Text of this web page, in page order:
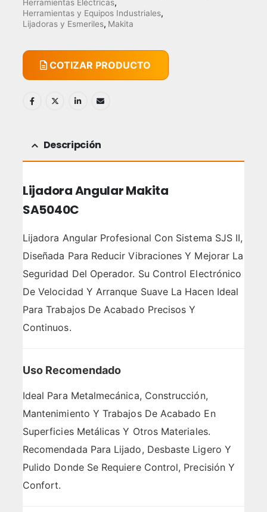
Herramientas Eléctricas,
Herramientas y Equipos Industriales,
Lijadoras y Esmeriles, Makita
COTIZAR PRODUCTO
Descripción
Lijadora Angular Makita
SA5040C
Lijadora Angular Profesional Con Sistema SJS II,
Diseñada Para Reducir Vibraciones Y Mejorar La
Seguridad Del Operador. Su Control Electrónico
De Velocidad Y Arranque Suave La Hacen Ideal
Para Trabajos De Acabado Precisos Y
Continuos.
Uso Recomendado
Ideal Para Metalmecánica, Construcción,
Mantenimiento Y Trabajos De Acabado En
Superficies Metálicas Y Otros Materiales.
Recomendada Para Lijado, Desbaste Ligero Y
Pulido Donde Se Requiere Control, Precisión Y
Confort.